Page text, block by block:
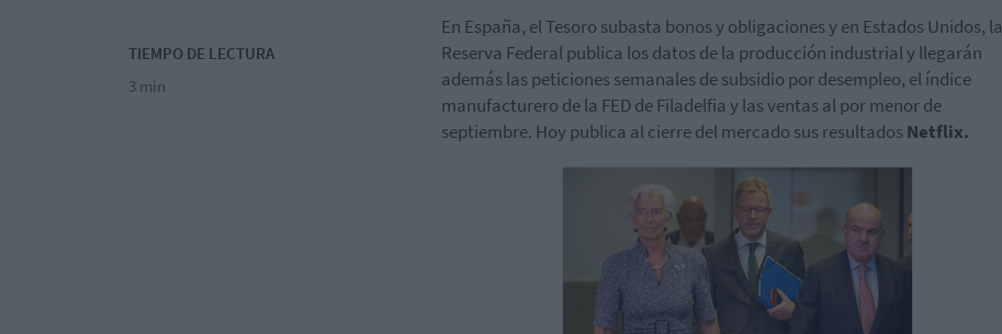
TIEMPO DE LECTURA
3 min
En España, el Tesoro subasta bonos y obligaciones y en Estados Unidos, la
Reserva Federal publica los datos de la producción industrial y llegarán
además las peticiones semanales de subsidio por desempleo, el índice
manufacturero de la FED de Filadelfia y las ventas al por menor de
septiembre. Hoy publica al cierre del mercado sus resultadosNetflix.